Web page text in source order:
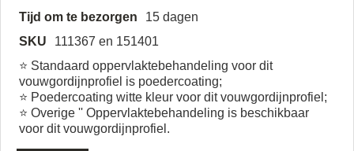
Tijd om te bezorgen
15 dagen
SKU
111367 en 151401
⭐ Standaard oppervlaktebehandeling voor dit
vouwgordijnprofiel is poedercoating;
⭐ Poedercoating witte kleur voor dit vouwgordijnprofiel;
⭐ Overige '' Oppervlaktebehandeling is beschikbaar
voor dit vouwgordijnprofiel.